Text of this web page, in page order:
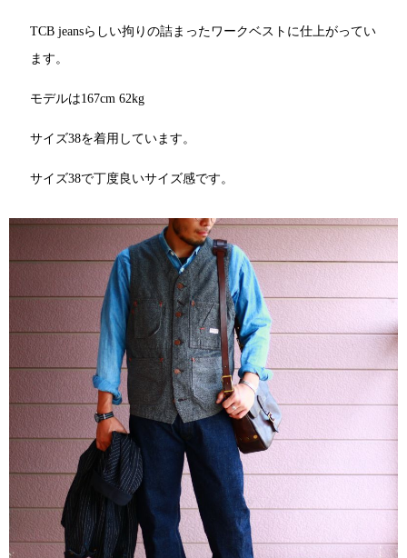
TCB jeansらしい拘りの詰まったワークベストに仕上がってい
ます。
モデルは167cm 62kg
サイズ38を着用しています。
サイズ38で丁度良いサイズ感です。